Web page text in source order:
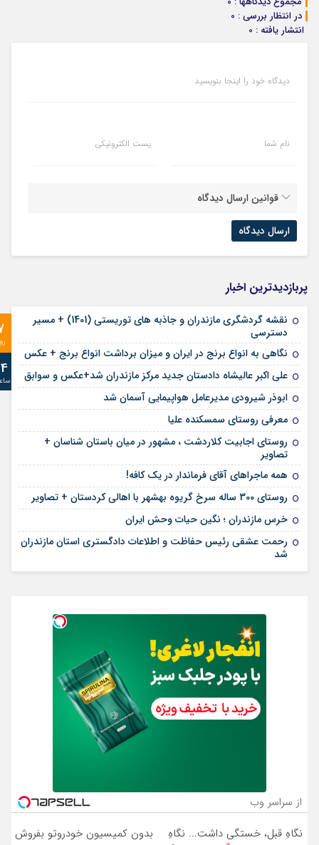
در انتظار بررسی : 0
انتشار یافته : 0
دیدگاه خود را اینجا بنویسید
نام شما پست الکترونیکی
قوانین ارسال دیدگاه
پربازدیدترین اخبار
نقشه گردشگری مازندران و جاذبه های توریستی (1401) + مسیر
دسترسی
نگاهی به انواع برنج در ایران و میزان برداشت انواع برنج + عکس
علی‌ اکبر عالیشاه دادستان جدید مرکز مازندران شد+عکس و سوابق
ابوذر شیرودی مدیرعامل هواپیمایی آسمان شد
معرفی روستای سمسکنده علیا
روستای اجابیت کلاردشت ، مشهور در میان باستان شناسان +
تصاویر
همه ماجراهای آقای فرماندار در یک کافه!
روستای 300 ساله سرخ ‌گریوه بهشهر با اهالی کردستان + تصاویر
خرس مازندران ؛ نگین حیات وحش ایران
رحمت عشقی رئیس حفاظت و اطلاعات دادگستری استان مازندران
شد
از سراسر وب
نگاهِ قبل، خستگی داشت... نگاهِ
بدون کمیسیون خودروتو بفروش